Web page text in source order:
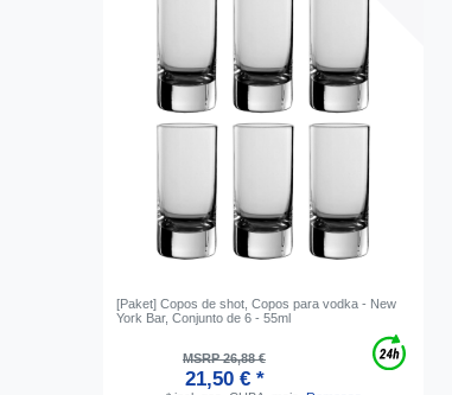
[Paket] Copos de shot, Copos para vodka - New
York Bar, Conjunto de 6 - 55ml
MSRP 26,88 €
21,50 € *